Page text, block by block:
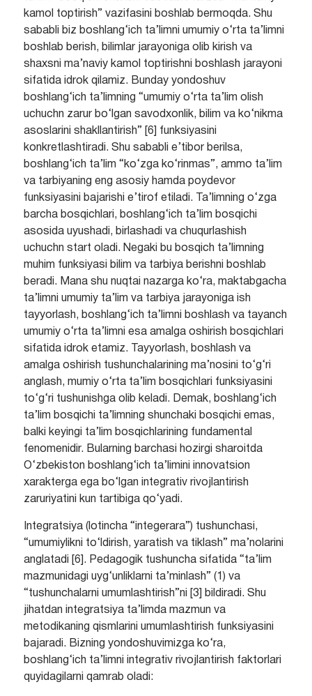
kamol toptirish” vazifasini boshlab bermoqda. Shu
sababli biz boshlang‘ich ta’limni umumiy o‘rta ta’limni
boshlab berish, bilimlar jarayoniga olib kirish va
shaxsni ma’naviy kamol toptirishni boshlash jarayoni
sifatida idrok qilamiz. Bunday yondoshuv
boshlang‘ich ta’limning “umumiy o‘rta ta’lim olish
uchuchn zarur bo‘lgan savodxonlik, bilim va ko‘nikma
asoslarini shakllantirish” [6] funksiyasini
konkretlashtiradi. Shu sababli e’tibor berilsa,
boshlang‘ich ta’lim “ko‘zga ko‘rinmas”, ammo ta’lim
va tarbiyaning eng asosiy hamda poydevor
funksiyasini bajarishi e’tirof etiladi. Ta’limning o‘zga
barcha bosqichlari, boshlang‘ich ta’lim bosqichi
asosida uyushadi, birlashadi va chuqurlashish
uchuchn start oladi. Negaki bu bosqich ta’limning
muhim funksiyasi bilim va tarbiya berishni boshlab
beradi. Mana shu nuqtai nazarga ko‘ra, maktabgacha
ta’limni umumiy ta’lim va tarbiya jarayoniga ish
tayyorlash, boshlang‘ich ta’limni boshlash va tayanch
umumiy o‘rta ta’limni esa amalga oshirish bosqichlari
sifatida idrok etamiz. Tayyorlash, boshlash va
amalga oshirish tushunchalarining ma’nosini to‘g‘ri
anglash, mumiy o‘rta ta’lim bosqichlari funksiyasini
to‘g‘ri tushunishga olib keladi. Demak, boshlang‘ich
ta’lim bosqichi ta’limning shunchaki bosqichi emas,
balki keyingi ta’lim bosqichlarining fundamental
fenomenidir. Bularning barchasi hozirgi sharoitda
O‘zbekiston boshlang‘ich ta’limini innovatsion
xarakterga ega bo‘lgan integrativ rivojlantirish
zaruriyatini kun tartibiga qo‘yadi.
Integratsiya (lotincha “integerara”) tushunchasi,
“umumiylikni to‘ldirish, yaratish va tiklash” ma’nolarini
anglatadi [6]. Pedagogik tushuncha sifatida “ta’lim
mazmunidagi uyg‘unliklarni ta’minlash” (1) va
“tushunchalarni umumlashtirish”ni [3] bildiradi. Shu
jihatdan integratsiya ta’limda mazmun va
metodikaning qismlarini umumlashtirish funksiyasini
bajaradi. Bizning yondoshuvimizga ko‘ra,
boshlang‘ich ta’limni integrativ rivojlantirish faktorlari
quyidagilarni qamrab oladi: